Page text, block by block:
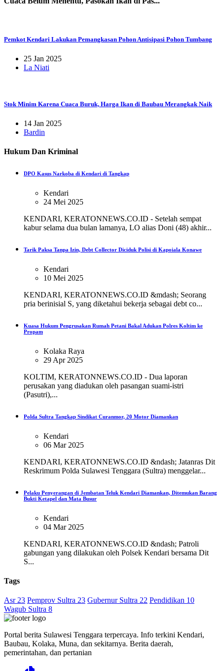
Pemkot Kendari Lakukan Pemangkasan Pohon Antisipasi Pohon Tumbang
25 Jan 2025
La Niati
Stok Minim Karena Cuaca Buruk, Harga Ikan di Baubau Merangkak Naik
14 Jan 2025
Bardin
Hukum Dan Kriminal
DPO Kasus Narkoba di Kendari di Tangkap
Kendari
24 Mei 2025
KENDARI, KERATONNEWS.CO.ID - Setelah sempat
kabur selama dua bulan lamanya, LO alias Doni (48) akhir...
Tarik Paksa Tanpa Izin, Debt Collector Diciduk Polisi di Kapoiala Konawe
Kendari
10 Mei 2025
KENDARI, KERATONNEWS.CO.ID &mdash; Seorang
pria berinisial S, yang diketahui bekerja sebagai debt co...
Kuasa Hukum Pengrusakan Rumah Petani Bakal Adukan Polres Koltim ke
Propam
Kolaka Raya
29 Apr 2025
KOLTIM, KERATONNEWS.CO.ID - Dua laporan
perusakan yang diadukan oleh pasangan suami-istri
(Pasutri),...
Polda Sultra Tangkap Sindikat Curanmor, 20 Motor Diamankan
Kendari
06 Mar 2025
KENDARI, KERATONNEWS.CO.ID &ndash; Jatanras Dit
Reskrimum Polda Sulawesi Tenggara (Sultra) menggelar...
Pelaku Penyerangan di Jembatan Teluk Kendari Diamankan, Ditemukan Barang
Bukti Ketapel dan Mata Busur
Kendari
04 Mar 2025
KENDARI, KERATONNEWS.CO.ID &ndash; Patroli
gabungan yang dilakukan oleh Polsek Kendari bersama Dit
S...
Tags
Asr 23 Pemprov Sultra 23 Gubernur Sultra 22 Pendidikan 10
Wagub Sultra 8
Portal berita Sulawesi Tenggara terpercaya. Info terkini Kendari,
Baubau, Kolaka, Muna, dan sekitarnya. Berita daerah,
pemerintahan, dan pertanian